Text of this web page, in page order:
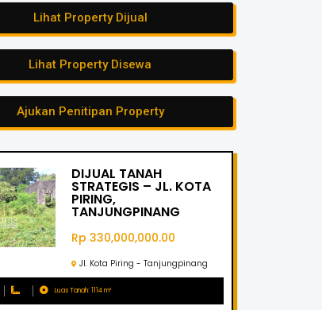
Lihat Property Dijual
Lihat Property Disewa
Ajukan Penitipan Property
DIJUAL TANAH
STRATEGIS – JL. KOTA
PIRING,
TANJUNGPINANG
Rp 330,000,000.00
Jl. Kota Piring - Tanjungpinang
Luas Tanah: 1114 m²